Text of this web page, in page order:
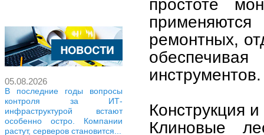
05.08.2026
В последние годы вопросы
контроля за ИТ-
инфраструктурой встают
особенно остро. Компании
растут, серверов становится...
простоте
ремонтных,
инструментов.
Конструкция
Клиновые